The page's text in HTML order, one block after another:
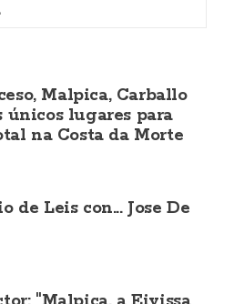
Malpica, Carballo
únicos lugares para
na Costa da Morte
de Leis con... Jose De